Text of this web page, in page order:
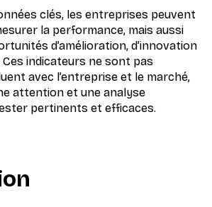
clés, les entreprises peuvent
la performance, mais aussi
d’amélioration, d’innovation
indicateurs ne sont pas
avec l’entreprise et le marché,
attention et une analyse
pertinents et efficaces.